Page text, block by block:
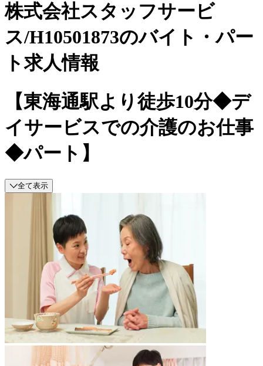
株式会社スタッフサービ
ス/H10501873のバイト・パー
ト求人情報
【東海通駅より徒歩10分◆デ
イサービスでの介護のお仕事
◆パート】
全て表示